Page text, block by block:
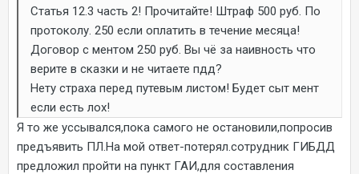
Статья 12.3 часть 2! Прочитайте! Штраф 500 руб. По
протоколу. 250 если оплатить в течение месяца!
Договор с ментом 250 руб. Вы чё за наивность что
верите в сказки и не читаете пдд?
Нету страха перед путевым листом! Будет сыт мент
если есть лох!
Я то же уссывался,пока самого не остановили,попросив
предъявить ПЛ.На мой ответ-потерял.сотрудник ГИБДД
предложил пройти на пункт ГАИ,для составления